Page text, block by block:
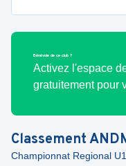
Bénévole de ce club ?
Activez l'espace
gratuitement pour
Classement
Championnat Regional